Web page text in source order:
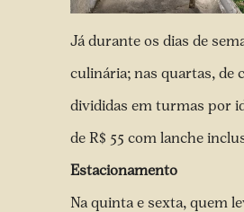
Já durante os dias de
culinária; nas quartas, de
divididas em turmas por
de R$ 55 com lanche
Estacionamento
Na quinta e sexta, quem